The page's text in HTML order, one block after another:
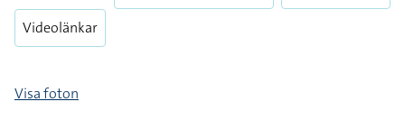
Videolänkar
Visa foton